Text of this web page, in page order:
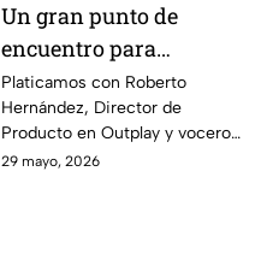
Un gran punto de
encuentro para
conectar con más
gamers | Entrevista con
Roberto Hernández
Platicamos con Roberto
Hernández, Director de
Producto en Outplay y vocero
de Alternia, sobre el
29 mayo, 2026